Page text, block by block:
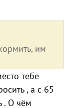
им
тебе
, а с 65
. О чём